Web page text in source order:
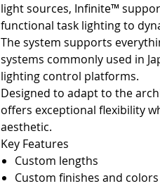
light sources, Infinite™
functional task lighting to
The system supports
systems commonly used in
lighting control platforms.
Designed to adapt to the
offers exceptional flexibility
aesthetic.
Key Features
Custom lengths
Custom finishes and colors